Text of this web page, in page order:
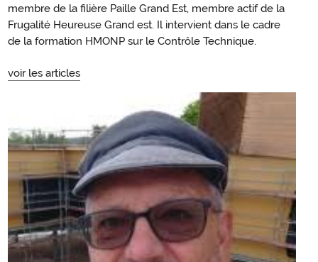
membre de la filière Paille Grand Est, membre actif de la
Frugalité Heureuse Grand est. Il intervient dans le cadre
de la formation HMONP sur le Contrôle Technique.
voir les articles